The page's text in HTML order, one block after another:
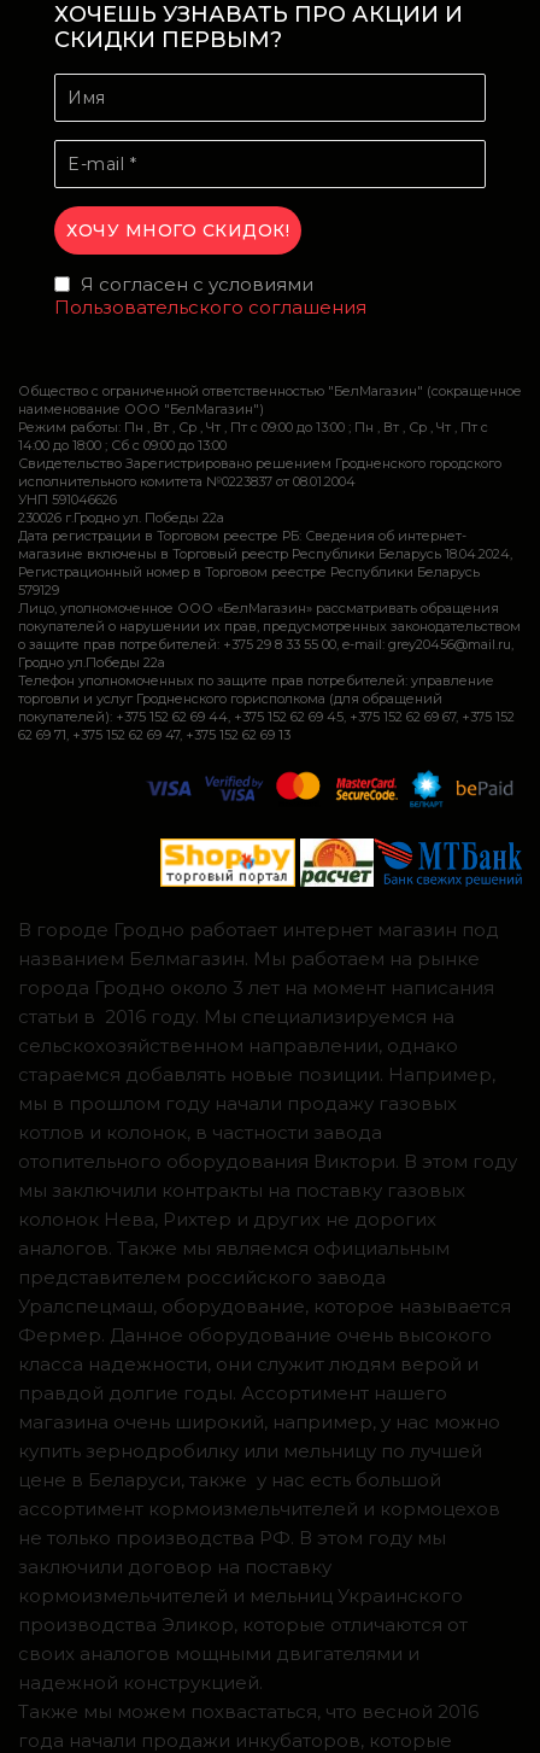
ХОЧЕШЬ УЗНАВАТЬ ПРО АКЦИИ И
СКИДКИ ПЕРВЫМ?
Я согласен с условиями
Пользовательского соглашения
Общество с ограниченной ответственностью "БелМагазин" (сокращенное
наименование ООО "БелМагазин")
Режим работы: Пн , Вт , Ср , Чт , Пт c 09:00 до 13:00 ; Пн , Вт , Ср , Чт , Пт c
14:00 до 18:00 ; Сб c 09:00 до 13:00
Свидетельство Зарегистрировано решением Гродненского городского
исполнительного комитета №0223837 от 08.01.2004
УНП 591046626
230026 г.Гродно ул. Победы 22а
Дата регистрации в Торговом реестре РБ: Сведения об интернет-
магазине включены в Торговый реестр Республики Беларусь 18.04.2024,
Регистрационный номер в Торговом реестре Республики Беларусь
579129
Лицо, уполномоченное ООО «БелМагазин» рассматривать обращения
покупателей о нарушении их прав, предусмотренных законодательством
о защите прав потребителей: +375 29 8 33 55 00, e-mail: grey20456@mail.ru,
Гродно ул.Победы 22а
Телефон уполномоченных по защите прав потребителей: управление
торговли и услуг Гродненского горисполкома (для обращений
покупателей): +375 152 62 69 44, +375 152 62 69 45, +375 152 62 69 67, +375 152
62 69 71, +375 152 62 69 47, +375 152 62 69 13
В городе Гродно работает интернет магазин под
названием Белмагазин. Мы работаем на рынке
города Гродно около 3 лет на момент написания
статьи в 2016 году. Мы специализируемся на
сельскохозяйственном направлении, однако
стараемся добавлять новые позиции. Например,
мы в прошлом году начали продажу газовых
котлов и колонок, в частности завода
отопительного оборудования Виктори. В этом году
мы заключили контракты на поставку газовых
колонок Нева, Рихтер и других не дорогих
аналогов. Также мы являемся официальным
представителем российского завода
Уралспецмаш, оборудование, которое называется
Фермер. Данное оборудование очень высокого
класса надежности, они служит людям верой и
правдой долгие годы. Ассортимент нашего
магазина очень широкий, например, у нас можно
купить зернодробилку или мельницу по лучшей
цене в Беларуси, также у нас есть большой
ассортимент кормоизмельчителей и кормоцехов
не только производства РФ. В этом году мы
заключили договор на поставку
кормоизмельчителей и мельниц Украинского
производства Эликор, которые отличаются от
своих аналогов мощными двигателями и
надежной конструкцией.
Также мы можем похвастаться, что весной 2016
года начали продажи инкубаторов, которые